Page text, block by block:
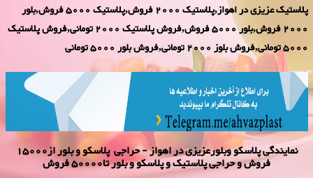
پلاستیک عزیزی در اهواز,پلاستیک 2000 فروش,پلاستیک 5000 فروش,بلور
2000 فروش,بلور 5000 فروش,فروش پلاستیک 2000 تومانی,فروش پلاستیک
5000 تومانی,فروش بلوز 2000 تومانی,فروش بلور 5000 تومانی
نمایندگی پلاسكو وبلورعزیزی در اهواز - حراجی پلاسکو و بلور از15000
فروش و حراجی پلاستیک و پلاسکو و بلور تا50000 فروش